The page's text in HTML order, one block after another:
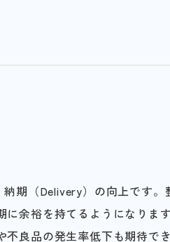
期（Delivery）の向上です。
余裕を持てるようになりま
不良品の発生率低下も期待で